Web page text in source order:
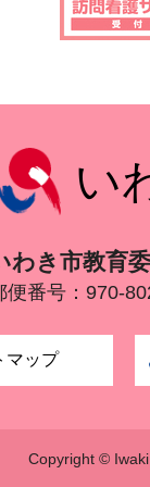
い
わき市教育
便番号：970-
マップ
Copyright ©